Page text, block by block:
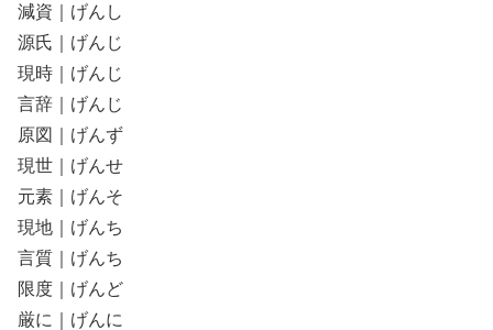
減資｜げんし
源氏｜げんじ
現時｜げんじ
言辞｜げんじ
原図｜げんず
現世｜げんせ
元素｜げんそ
現地｜げんち
言質｜げんち
限度｜げんど
厳に｜げんに